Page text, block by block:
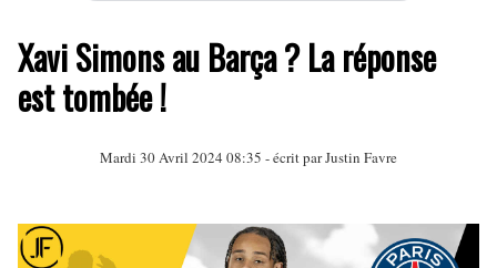
Xavi Simons au Barça ? La réponse
est tombée !
Mardi 30 Avril 2024 08:35 - écrit parJustin Favre